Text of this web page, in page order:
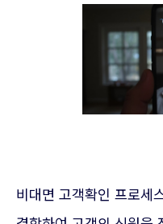
비대면 고객확인 프로세